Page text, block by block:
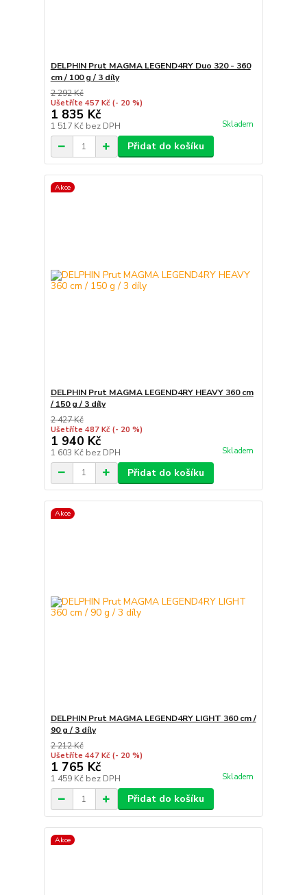
DELPHIN Prut MAGMA LEGEND4RY Duo 320 - 360
cm / 100 g / 3 díly
2 292 Kč
Ušetříte 457 Kč (- 20 %)
1 835 Kč
1 517 Kč bez DPH Skladem
Přidat do košíku
Akce
DELPHIN Prut MAGMA LEGEND4RY HEAVY 360 cm
/ 150 g / 3 díly
2 427 Kč
Ušetříte 487 Kč (- 20 %)
1 940 Kč
1 603 Kč bez DPH Skladem
Přidat do košíku
Akce
DELPHIN Prut MAGMA LEGEND4RY LIGHT 360 cm /
90 g / 3 díly
2 212 Kč
Ušetříte 447 Kč (- 20 %)
1 765 Kč
1 459 Kč bez DPH Skladem
Přidat do košíku
Akce